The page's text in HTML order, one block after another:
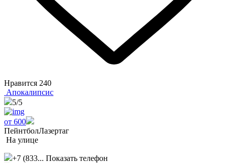
Нравится 240
Апокалипсис
5/5
от 600
ПейнтболЛазертаг
На улице
+7 (833... Показать телефон